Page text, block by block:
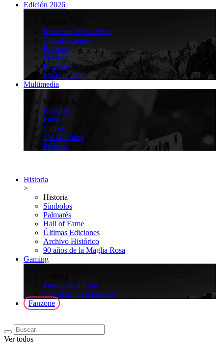
Edición 2026
Resumen de la carrera
Clasificaciones
Equipos
Puertos
Regiones
Made in Italy
Multimedia
Multimedia
Noticias
Fotos
Videos
TV Oficiales
Podcast
Historia
>
Historia
Símbolos
Palmarés
Hall of Fame
Últimas Ediciones
Archivo Histórico
90 años de la Maglia Rosa
Gaming
FantaGiro d'Italia
Giro d'Italia en Fortnite
Fanzone
Ver todos